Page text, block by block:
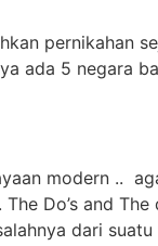
pernikahan
ada 5 negara
modern ..
Do’s and
dari suatu